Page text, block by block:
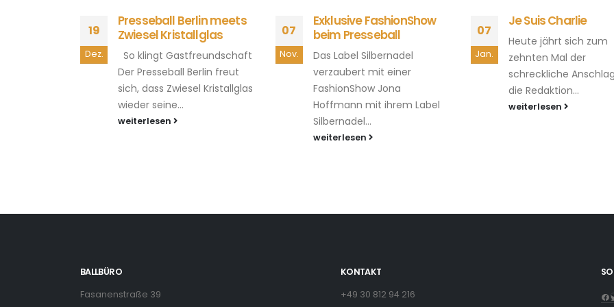
19
Dez.
Presseball Berlin meets
Zwiesel Kristallglas
So klingt Gastfreundschaft
Der Presseball Berlin freut
sich, dass Zwiesel Kristallglas
wieder seine...
weiterlesen
07
Nov.
Exklusive FashionShow
beim Presseball
Das Label Silbernadel
verzaubert mit einer
FashionShow Jona
Hoffmann mit ihrem Label
Silbernadel...
weiterlesen
07
Jan.
Je Suis Charlie
Heute jährt sich zum
zehnten Mal der
schreckliche
die Redaktion...
weiterlesen
BALLBÜRO
Fasanenstraße 39
KONTAKT
+49 30 812 94 216